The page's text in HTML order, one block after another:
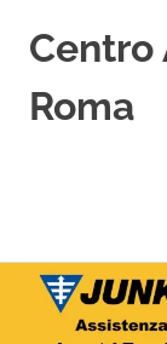
Salta
contenuto
Centro
Roma
Riparazione,
Sostituzione,
Installazione